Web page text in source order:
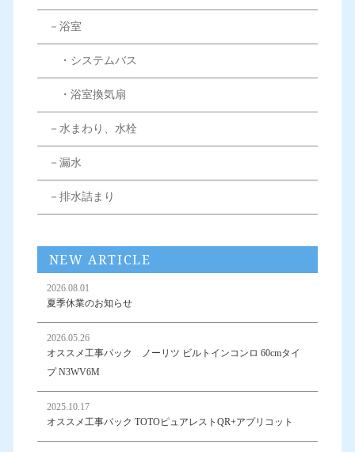
－浴室
・システムバス
・浴室換気扇
－水まわり、水栓
－漏水
－排水詰まり
NEW ARTICLE
2026.08.01
夏季休業のお知らせ
2026.05.26
オススメ工事パック ノーリツ ビルトインコンロ 60cmタイ
プ N3WV6M
2025.10.17
オススメ工事パック TOTOピュアレストQR+アプリコット